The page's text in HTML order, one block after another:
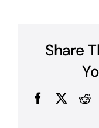
Share
Facebook